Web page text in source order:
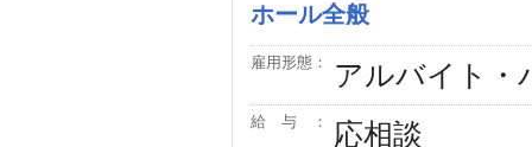
ホール全般
雇用形態： アルバイト・
給 与 ： 応相談